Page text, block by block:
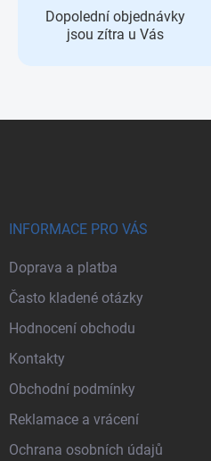
Dopolední objednávky
jsou zítra u Vás
INFORMACE PRO VÁS
Doprava a platba
Často kladené otázky
Hodnocení obchodu
Kontakty
Obchodní podmínky
Reklamace a vrácení
Ochrana osobních údajů